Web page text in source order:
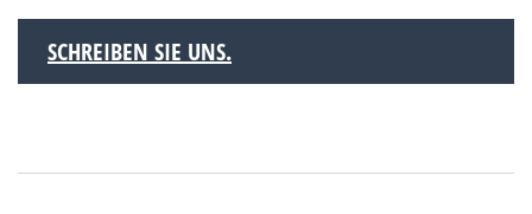
SCHREIBEN SIE UNS.